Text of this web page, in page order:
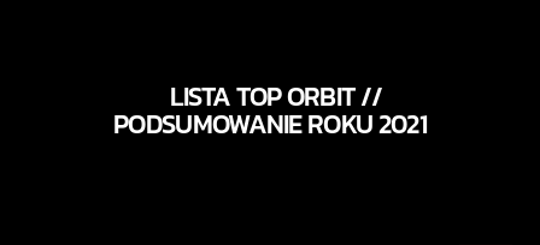
LISTA TOP ORBIT //
PODSUMOWANIE ROKU 2021